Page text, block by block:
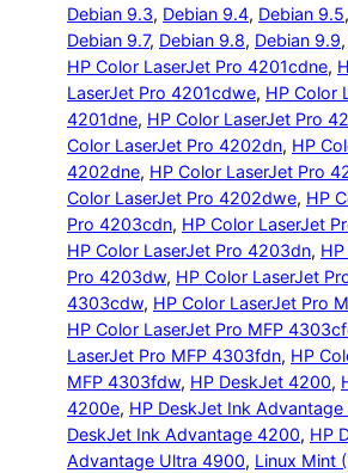
Debian 9.3, Debian 9.4, Debian 9.5,
Debian 9.7, Debian 9.8, Debian 9.9,
HP Color LaserJet Pro 4201cdne,
LaserJet Pro 4201cdwe, HP Color
4201dne, HP Color LaserJet Pro
Color LaserJet Pro 4202dn, HP
4202dne, HP Color LaserJet Pro
Color LaserJet Pro 4202dwe, HP
Pro 4203cdn, HP Color LaserJet
HP Color LaserJet Pro 4203dn,
Pro 4203dw, HP Color LaserJet
4303cdw, HP Color LaserJet Pro
HP Color LaserJet Pro MFP
LaserJet Pro MFP 4303fdn, HP
MFP 4303fdw, HP DeskJet 4200,
4200e, HP DeskJet Ink
DeskJet Ink Advantage 4200, HP
Advantage Ultra 4900, Linux Mint